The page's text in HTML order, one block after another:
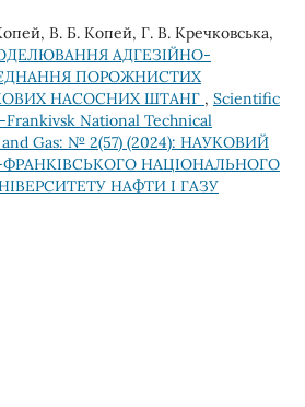
В. Б. Копей, Г. В. Кречковська,
АДГЕЗІЙНО-
ПОРОЖНИСТИХ
НАСОСНИХ ШТАНГ , Scientific
National Technical
Gas: № 2(57) (2024): НАУКОВИЙ
НАЦІОНАЛЬНОГО
НАФТИ І ГАЗУ